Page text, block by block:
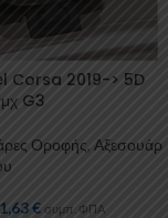
Corsa 2019-> 5D
G3
Οροφής Αξεσουάρ
€ συμπ. ΦΠΑ